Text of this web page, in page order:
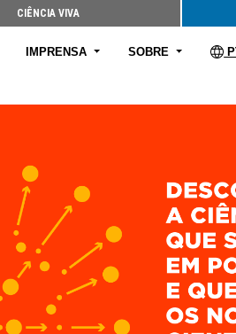
CIÊNCIA VIVA
IMPRENSA SOBRE